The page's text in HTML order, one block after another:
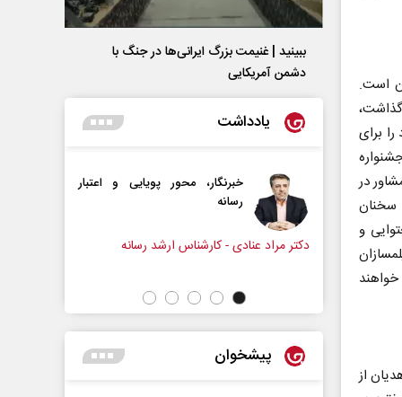
است.
گذاشت،
برای
اجرایی شده بود اما امسال شکل جدی‌تر و موثرتری به خود گرفت و ۲۵ مشاور در
سخنان
و
از
ببینید | غنیمت بزرگ ایرانی‌ها در جنگ با
دشمن آمریکایی
یادداشت
محور پویایی و اعتبار
- کارشناس ارشد رسانه
دروازه‌بانی اندوه در مسیر امید
پیشخوان